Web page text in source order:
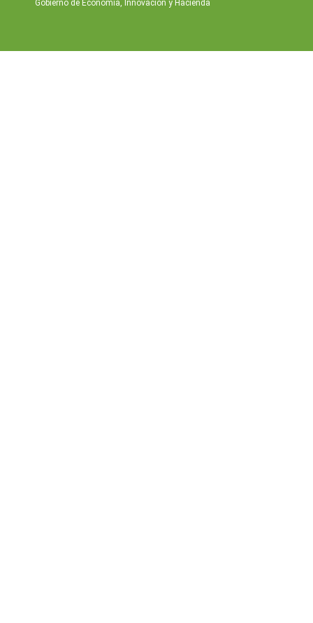
Gobierno de Economía, Innovación y Hacienda